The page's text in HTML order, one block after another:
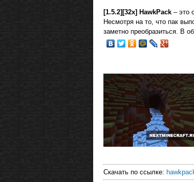
[1.5.2][32x] HawkPack – это
Несмотря на то, что пак
заметно преобразиться. В
Скачать по ссылке: